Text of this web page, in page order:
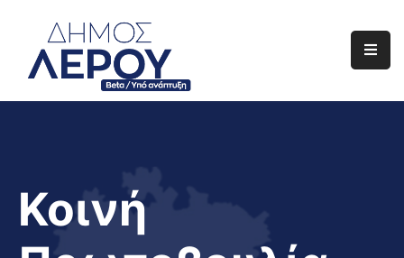
Αρχική
Διαφάνεια
Κοινή